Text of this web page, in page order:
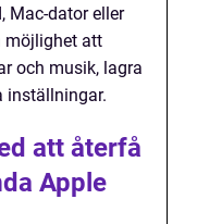
Mac-dator eller
möjlighet att
och musik, lagra
inställningar.
att återfå
Apple